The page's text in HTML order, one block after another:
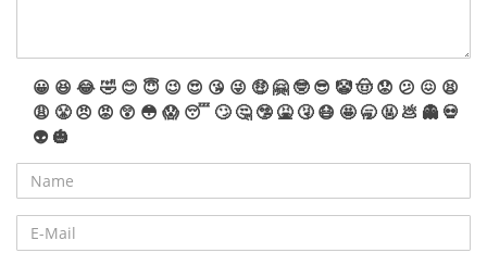
😀 😆 😂🤣 😊 😇 😉 😍 😘 😜 🤑 🤗 🤓 😎 🤡🤠 😟 😕 😖 😫
😩 😤 😠 😡 😲 😳 😱 😴 🙄 🤔 🤥 🤮 🤧 😷 🤩 🥱 🤬 💩 👻 💀
👽 🎃